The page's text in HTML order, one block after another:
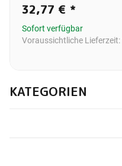
32,77 € *
Sofort verfügbar
Voraussichtliche Lieferzeit:
KATEGORIEN